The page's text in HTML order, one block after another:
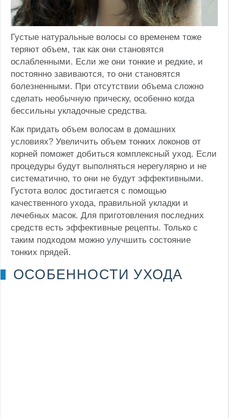
Густые натуральные волосы со временем тоже
теряют объем, так как они становятся
ослабленными. Если же они тонкие и редкие, и
постоянно завиваются, то они становятся
болезненными. При отсутствии объема сложно
сделать необычную прическу, особенно когда
бессильны укладочные средства.
Как придать объем волосам в домашних
условиях? Увеличить объем тонких локонов от
корней поможет добиться комплексный уход. Если
процедуры будут выполняться нерегулярно и не
систематично, то они не будут эффективными.
Густота волос достигается с помощью
качественного ухода, правильной укладки и
лечебных масок. Для приготовления последних
средств есть эффективные рецепты. Только с
таким подходом можно улучшить состояние
тонких прядей.
ОСОБЕННОСТИ УХОДА